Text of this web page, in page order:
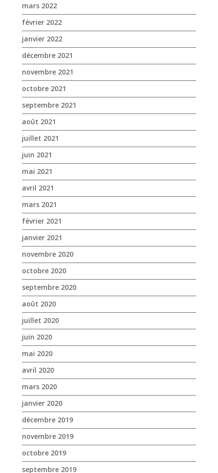
mars 2022
février 2022
janvier 2022
décembre 2021
novembre 2021
octobre 2021
septembre 2021
août 2021
juillet 2021
juin 2021
mai 2021
avril 2021
mars 2021
février 2021
janvier 2021
novembre 2020
octobre 2020
septembre 2020
août 2020
juillet 2020
juin 2020
mai 2020
avril 2020
mars 2020
janvier 2020
décembre 2019
novembre 2019
octobre 2019
septembre 2019